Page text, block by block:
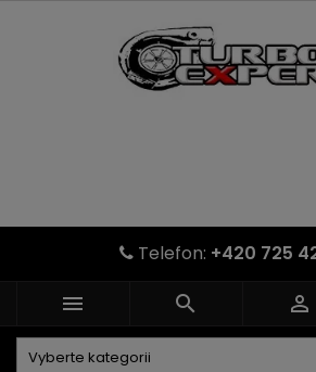
Telefon: +420 725
  